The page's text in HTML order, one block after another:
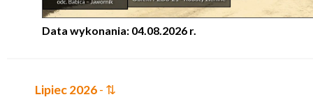
Data wykonania: 04.08.2026 r.
Lipiec 2026- ⇅